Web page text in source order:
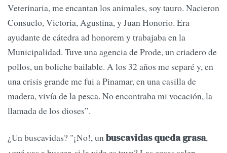
Veterinaria, me encantan los animales, soy tauro. Nacieron
Consuelo, Victoria, Agustina, y Juan Honorio. Era
ayudante de cátedra ad honorem y trabajaba en la
Municipalidad. Tuve una agencia de Prode, un criadero de
pollos, un boliche bailable. A los 32 años me separé y, en
una crisis grande me fui a Pinamar, en una casilla de
madera, vivía de la pesca. No encontraba mi vocación, la
llamada de los dioses”.
¿Un buscavidas? "¡No!, unbuscavidas queda grasa,